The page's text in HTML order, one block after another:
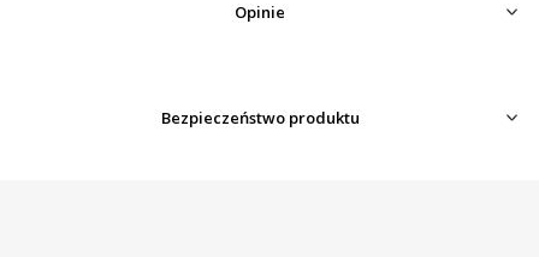
Opinie
Bezpieczeństwo produktu